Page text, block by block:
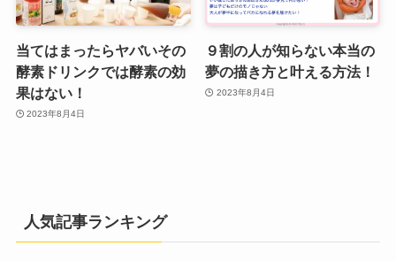
当てはまったらヤバいその
酵素ドリンクでは酵素の効
果はない！
2023年8月4日
９割の人が知らない本当の
夢の描き方と叶える方法！
2023年8月4日
人気記事ランキング